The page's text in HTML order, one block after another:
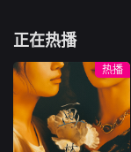
乐巨星。这部电影
同时呈现迈克尔·杰
克逊舞台之外的真
实人生，并且重现
他早期个人演艺生
涯中最具代表性的
经典表演，这部电
卡梅伦·布罗德
一名心理学明星学
生在一次教师派对
上死亡后，安德莉
亚·吉布斯和她的儿
子伊桑被卷入了著
正在热播
热播